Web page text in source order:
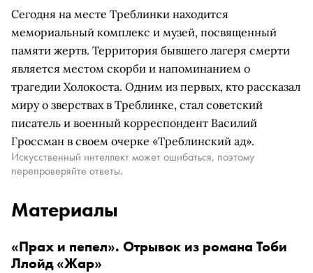
Сегодня на месте Треблинки находится
мемориальный комплекс и музей, посвященный
памяти жертв. Территория бывшего лагеря смерти
является местом скорби и напоминанием о
трагедии Холокоста. Одним из первых, кто рассказал
миру о зверствах в Треблинке, стал советский
писатель и военный корреспондент Василий
Гроссман в своем очерке «Треблинский ад».
Искусственный интеллект может ошибаться, поэтому
перепроверяйте ответы.
Материалы
«Прах и пепел». Отрывок из романа Тоби
Ллойд «Жар»